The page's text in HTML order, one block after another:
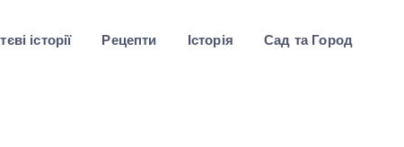
історії Рецепти Історія Сад та Город